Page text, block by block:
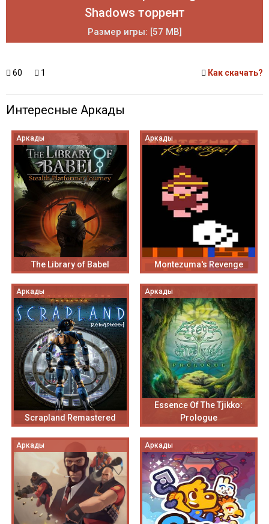
Shadows торрент
Размер игры: [57 MB]
60 1 Как скачать?
Интересные Аркады
Аркады
The Library of Babel
Аркады
Montezuma's Revenge
Аркады
Scrapland Remastered
Аркады
Essence Of The Tjikko:
Prologue
Аркады Аркады